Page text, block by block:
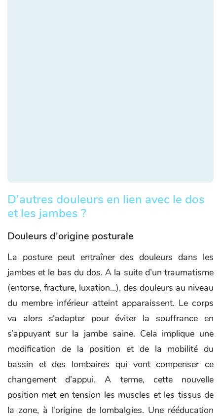
D’autres douleurs en lien avec le dos
et les jambes ?
Douleurs d'origine posturale
La posture peut entraîner des douleurs dans les
jambes et le bas du dos. A la suite d’un traumatisme
(entorse, fracture, luxation…), des douleurs au niveau
du membre inférieur atteint apparaissent. Le corps
va alors s’adapter pour éviter la souffrance en
s’appuyant sur la jambe saine. Cela implique une
modification de la position et de la mobilité du
bassin et des lombaires qui vont compenser ce
changement d’appui. A terme, cette nouvelle
position met en tension les muscles et les tissus de
la zone, à l’origine de lombalgies. Une rééducation